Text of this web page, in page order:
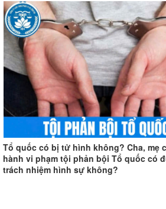
Tổ quốc có bị tử hình không? Cha, mẹ
hành vi phạm tội phản bội Tổ quốc có
trách nhiệm hình sự không?